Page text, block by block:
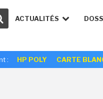
ACTUALITÉS
: HP POLY CARTE